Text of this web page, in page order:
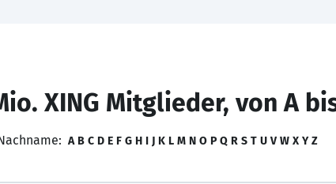
XING Mitglieder, von A
A B C D E F G H I J K L M N O P Q R S T U V W X Y Z